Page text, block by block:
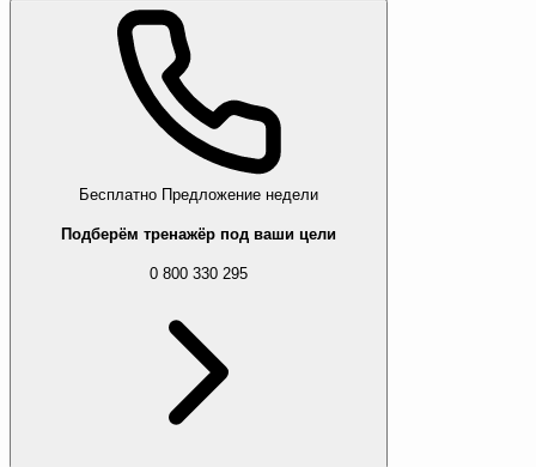
Бесплатно Предложение недели
Подберём тренажёр под ваши цели
0 800 330 295